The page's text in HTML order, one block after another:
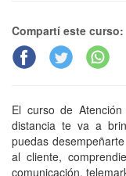
Compartí este curso:
El curso de
distancia te va a
puedas
al cliente,
comunicación,